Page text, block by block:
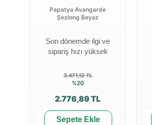
Papatya Avangarde
Şezlong Beyaz
Son dönemde ilgi ve
sipariş hızı yüksek
3.471,12 TL
%20
2.776,89 TL
Sepete Ekle